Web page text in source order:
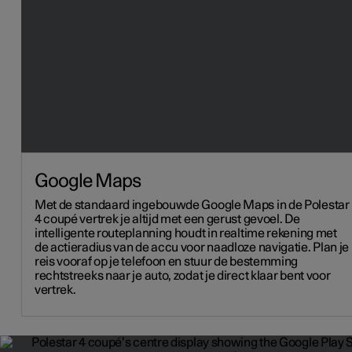
Google Maps
Met de standaard ingebouwde Google Maps in de Polestar
4 coupé vertrek je altijd met een gerust gevoel. De
intelligente routeplanning houdt in realtime rekening met
de actieradius van de accu voor naadloze navigatie. Plan je
reis vooraf op je telefoon en stuur de bestemming
rechtstreeks naar je auto, zodat je direct klaar bent voor
vertrek.